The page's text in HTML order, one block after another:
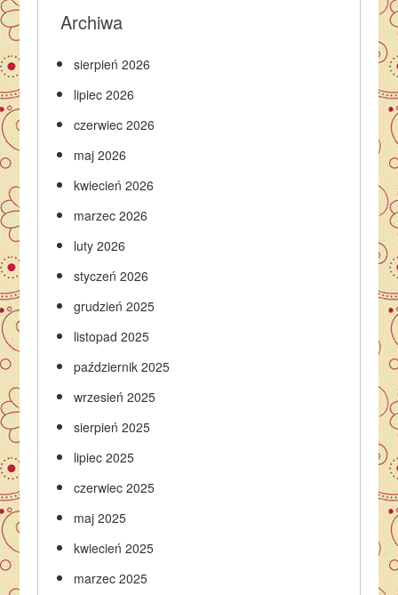
Archiwa
sierpień 2026
lipiec 2026
czerwiec 2026
maj 2026
kwiecień 2026
marzec 2026
luty 2026
styczeń 2026
grudzień 2025
listopad 2025
październik 2025
wrzesień 2025
sierpień 2025
lipiec 2025
czerwiec 2025
maj 2025
kwiecień 2025
marzec 2025